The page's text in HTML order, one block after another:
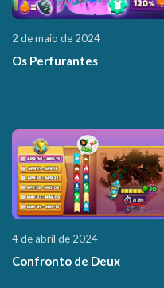
2 de maio de 2024
Os Perfurantes
4 de abril de 2024
Confronto de Deux